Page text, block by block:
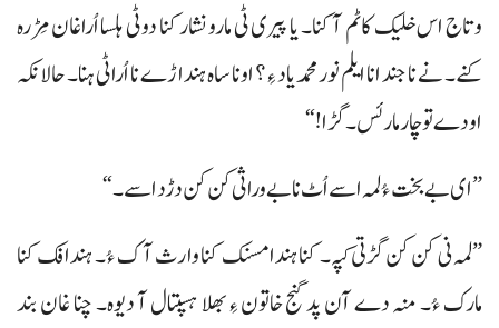
وتاج اس خلیک کاٹم آ کنا۔ یا پیری ٹی مارو نشار کنا دوٹی ہلسا اُراغان مِڑرہ
کنے۔ نے نا جند انا ایلم نورمحمد یاد ءِ؟ اونا ساہ ہنداڑے نا اُراٹی ہنا۔ حالانکہ
اودے تو چار مار ئس۔ گڑا!“
”ای بے بخت ءُ لمہ اسے اُٹ نا بے وراثی کن کن دڑد اسے۔“
”لمہ نی کن کن گڑتی کپہ۔ کنا ہندا مسنک کنا وارث آک ءُ۔ ہندافک کنا
مارک ءُ۔ منہ دے آن پد گنج خاتون ءِ بھلا ہسپتال آ دیوہ۔ چنا غان بند